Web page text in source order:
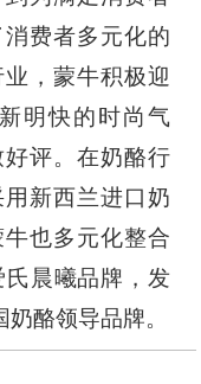
费者多元化的
，蒙牛积极迎
明快的时尚气
评。在奶酪行
新西兰进口奶
也多元化整合
晨曦品牌，发
酪领导品牌。